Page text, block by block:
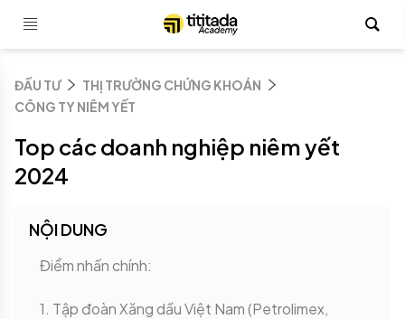
ĐẦU TƯ
THỊ TRƯỜNG CHỨNG KHOÁN
CÔNG TY NIÊM YẾT
Top các doanh nghiệp niêm yết
2024
NỘI DUNG
Điểm nhấn chính:
1. Tập đoàn Xăng dầu Việt Nam (Petrolimex,